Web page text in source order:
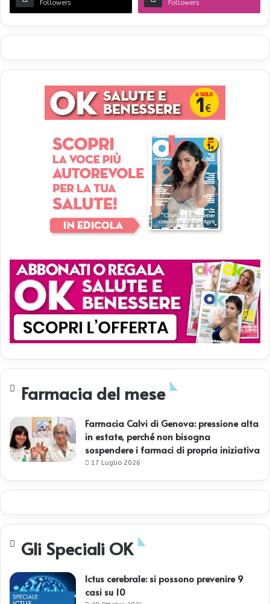
Followers Followers
Farmacia del mese
Farmacia Calvi di Genova: pressione alta
in estate, perché non bisogna
sospendere i farmaci di propria iniziativa
17 Luglio 2026
Gli Speciali OK
Ictus cerebrale: si possono prevenire 9
casi su 10